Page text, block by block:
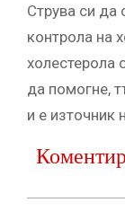
Струва си да
контрола на
холестерола
да помогне,
и е източник